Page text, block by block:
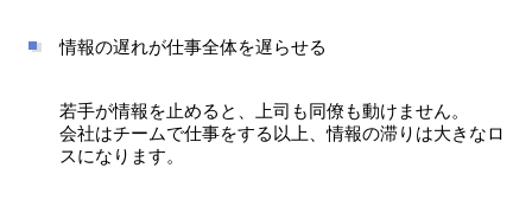
情報の遅れが仕事全体を遅らせる
若手が情報を止めると、上司も同僚も動けません。
会社はチームで仕事をする以上、情報の滞りは大きなロ
スになります。